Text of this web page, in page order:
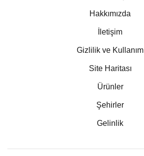
Hakkımızda
İletişim
Gizlilik ve Kullanım
Site Haritası
Ürünler
Şehirler
Gelinlik